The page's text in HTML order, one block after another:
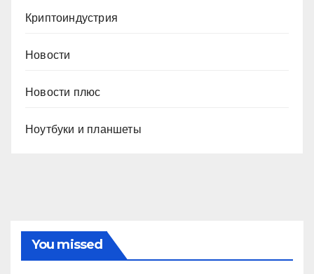
Криптоиндустрия
Новости
Новости плюс
Ноутбуки и планшеты
You missed